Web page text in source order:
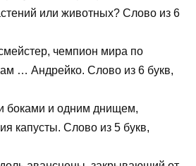
или животных? Слово из 6
чемпион мира по
… Андрейко. Слово из 6 букв,
боками и одним днищем,
капусты. Слово из 5 букв,